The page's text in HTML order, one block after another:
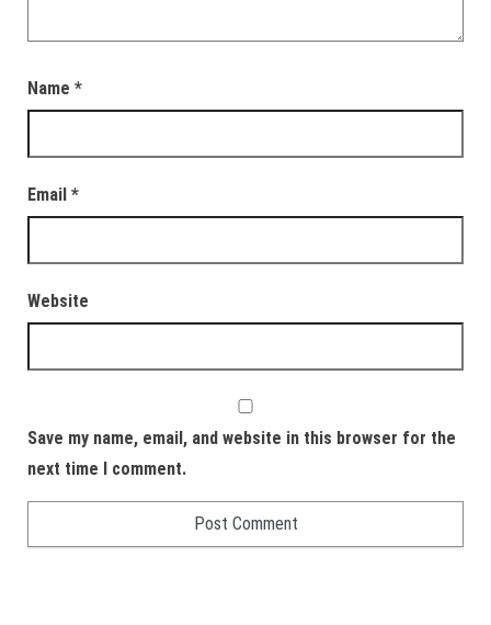
Name *
Email *
Website
Save my name, email, and website in this browser for the
next time I comment.